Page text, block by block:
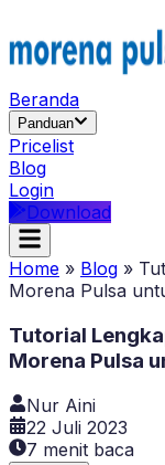
Beranda
Panduan
Pricelist
Blog
Login
Download
Home » Blog »
Morena Pulsa
Tutorial
Morena Pulsa
Nur Aini
22 Juli 2023
7 menit baca